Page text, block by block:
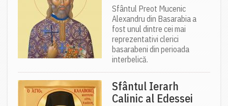
Sfântul Preot Mucenic
Alexandru din Basarabia a
fost unul dintre cei mai
reprezentativi clerici
basarabeni din perioada
interbelică.
Sfântul Ierarh
Calinic al Edessei